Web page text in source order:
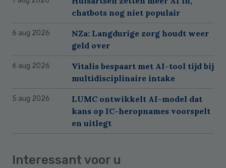
chatbots nog niet populair
6 aug 2026
NZa: Langdurige zorg houdt weer
geld over
6 aug 2026
Vitalis bespaart met AI-tool tijd bij
multidisciplinaire intake
5 aug 2026
LUMC ontwikkelt AI-model dat
kans op IC-heropnames voorspelt
en uitlegt
Interessant voor u